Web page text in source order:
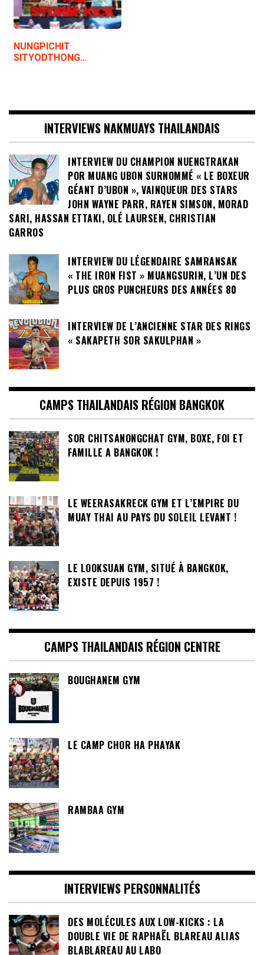
NUNGPICHIT
SITYODTHONG…
INTERVIEWS NAKMUAYS THAILANDAIS
INTERVIEW DU CHAMPION NUENGTRAKAN
POR MUANG UBON SURNOMMÉ « LE BOXEUR
GÉANT D’UBON », VAINQUEUR DES STARS
JOHN WAYNE PARR, RAYEN SIMSON, MORAD
SARI, HASSAN ETTAKI, OLÉ LAURSEN, CHRISTIAN
GARROS
INTERVIEW DU LÉGENDAIRE SAMRANSAK
« THE IRON FIST » MUANGSURIN, L’UN DES
PLUS GROS PUNCHEURS DES ANNÉES 80
INTERVIEW DE L’ANCIENNE STAR DES RINGS
« SAKAPETH SOR SAKULPHAN »
CAMPS THAILANDAIS RÉGION BANGKOK
SOR CHITSANONGCHAT GYM, BOXE, FOI ET
FAMILLE A BANGKOK !
LE WEERASAKRECK GYM ET L’EMPIRE DU
MUAY THAI AU PAYS DU SOLEIL LEVANT !
LE LOOKSUAN GYM, SITUÉ À BANGKOK,
EXISTE DEPUIS 1957 !
CAMPS THAILANDAIS RÉGION CENTRE
BOUGHANEM GYM
LE CAMP CHOR HA PHAYAK
RAMBAA GYM
INTERVIEWS PERSONNALITÉS
DES MOLÉCULES AUX LOW-KICKS : LA
DOUBLE VIE DE RAPHAËL BLAREAU ALIAS
BLABLAREAU AU LABO